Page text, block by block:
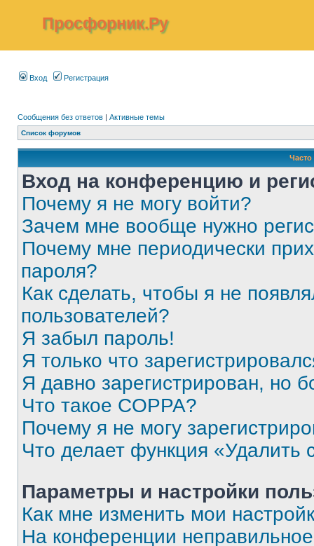
Просфорник.Ру
Вход Регистрация
Сообщения без ответов | Активные темы
Список форумов
Вход на конференцию и
Почему я не могу войти?
Зачем мне вообще нужно
Почему мне периодически
пароля?
Как сделать, чтобы я не
пользователей?
Я забыл пароль!
Я только что
Я давно зарегистрирован, но
Что такое COPPA?
Почему я не могу
Что делает функция «Удалить
Параметры и настройки
Как мне изменить мои
На конференции